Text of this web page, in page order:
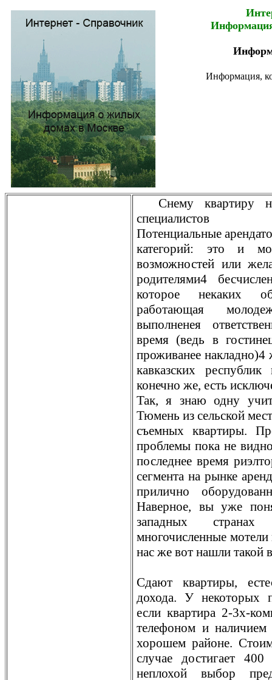
Информация,
Снему квартиру
специалистов
Потенциальные
категорий: это и
возможностей или
родителями4
которое некаких
работающая
выполненея
время (ведь в
проживанее
кавказских
конечно же, есть
Так, я знаю одну
Тюмень из сельской
съемных квартиры.
проблемы пока не
последнее время
сегмента на рынке
прилично
Наверное, вы уже
западных
многочисленные
нас же вот нашли такой
Сдают квартиры,
дохода. У некоторых
если квартира 2-3х-
телефоном и
хорошем районе.
случае достигает
неплохой выбор